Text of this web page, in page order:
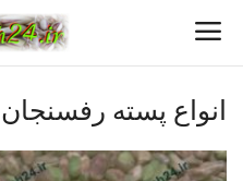
خانه
انواع پسته رفسنجان